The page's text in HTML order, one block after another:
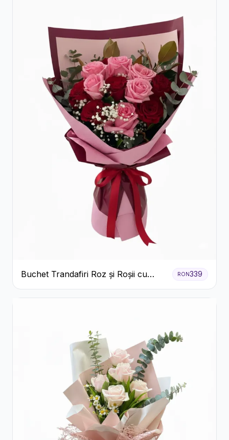
Buchet Trandafiri Roz și Roșii cu
Eucalipt și Gypsophila
RON339